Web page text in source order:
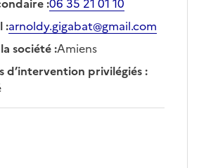
:arnoldy.gigabat@gmail.com
société:Amiens
d’intervention privilégiés: